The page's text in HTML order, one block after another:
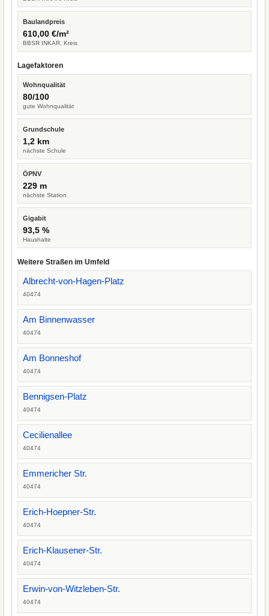
Baulandpreis
610,00 €/m²
BBSR INKAR, Kreis
Lagefaktoren
Wohnqualität
80/100
gute Wohnqualität
Grundschule
1,2 km
nächste Schule
ÖPNV
229 m
nächste Station
Gigabit
93,5 %
Haushalte
Weitere Straßen im Umfeld
Albrecht-von-Hagen-Platz
40474
Am Binnenwasser
40474
Am Bonneshof
40474
Bennigsen-Platz
40474
Cecilienallee
40474
Emmericher Str.
40474
Erich-Hoepner-Str.
40474
Erich-Klausener-Str.
40474
Erwin-von-Witzleben-Str.
40474